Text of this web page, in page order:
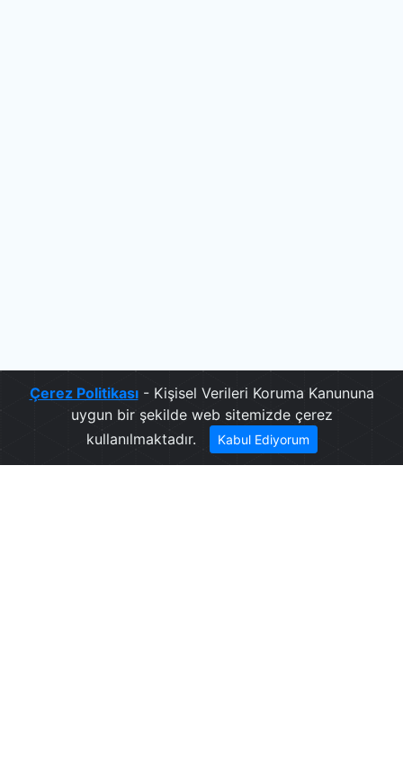
Çerez Politikası- Kişisel Verileri Koruma Kanununa
uygun bir şekilde web sitemizde çerez
kullanılmaktadır.
Kabul Ediyorum